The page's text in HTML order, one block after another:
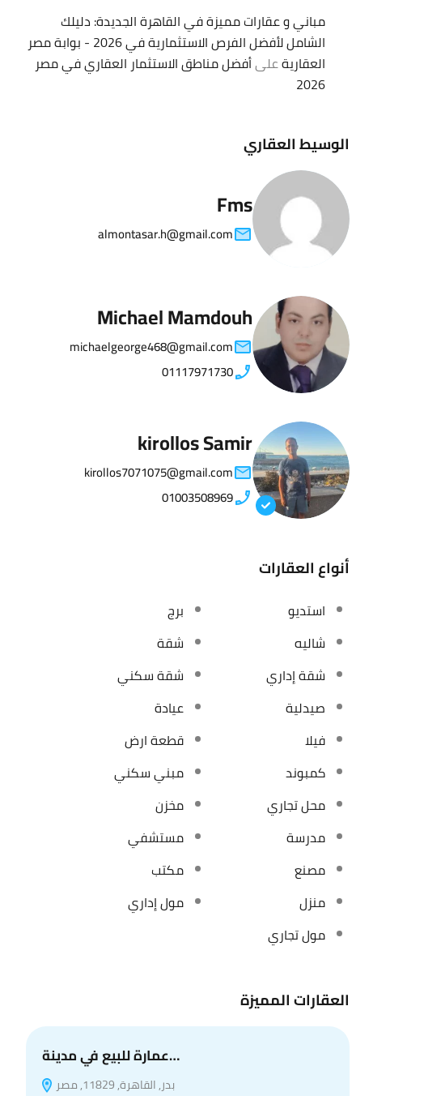
مباني و عقارات مميزة في القاهرة الجديدة: دليلك
الشامل لأفضل الفرص الاستثمارية في 2026 - بوابة مصر
العقاريةعلىأفضل مناطق الاستثمار العقاري في مصر
2026
الوسيط العقاري
Fms
almontasar.h@gmail.com
Michael Mamdouh
michaelgeorge468@gmail.com
01117971730
kirollos Samir
kirollos7071075@gmail.com
01003508969
أنواع العقارات
استديو
برج
شاليه
شقة
شقة إداري
شقة سكني
صيدلية
عيادة
فيلا
قطعة ارض
كمبوند
مبني سكني
محل تجاري
مخزن
مدرسة
مستشفي
مصنع
مكتب
منزل
مول إداري
مول تجاري
العقارات المميزة
عمارة للبيع في مدينة…
بدر, القاهرة, 11829, مصر